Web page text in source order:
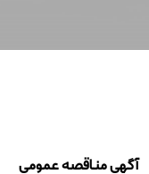
آگهی مناقصه عمومی